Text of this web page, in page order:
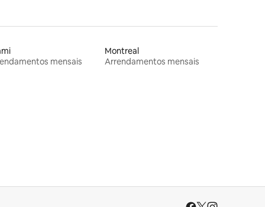
mensais
Montreal
Arrendamentos mensais